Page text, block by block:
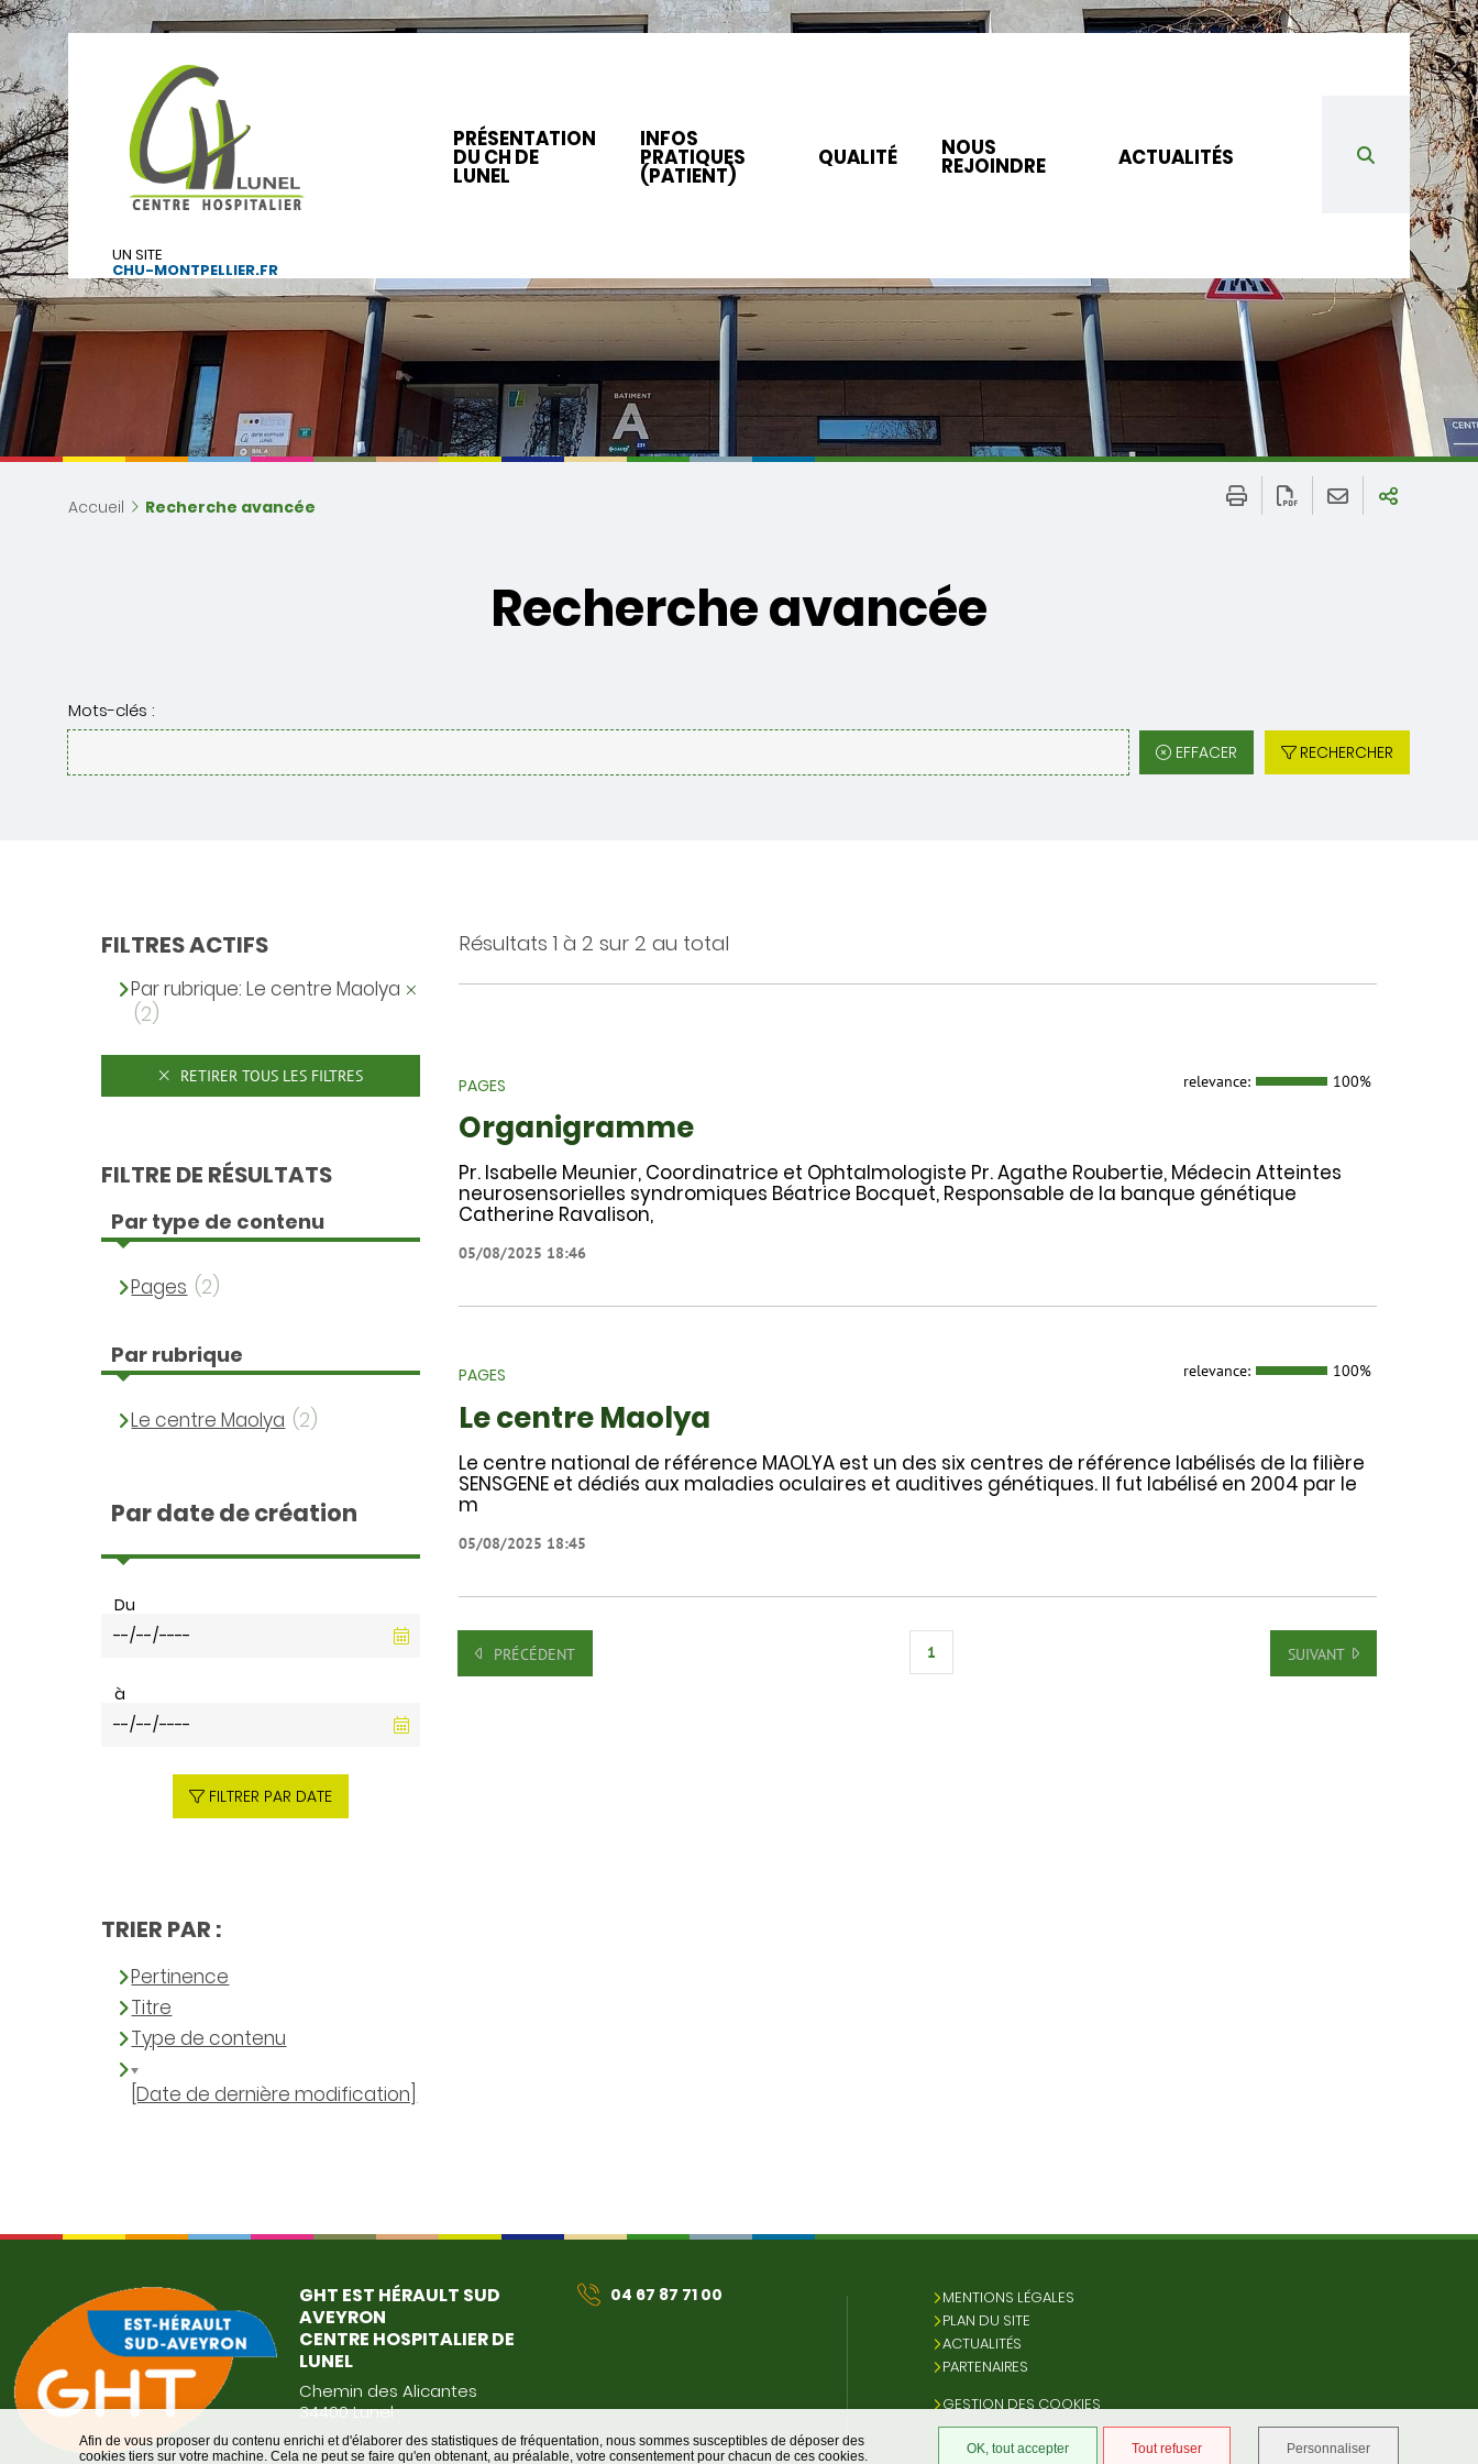
Afin de vous proposer du contenu enrichi et d'élaborer des statistiques de fréquentation, nous sommes susceptibles de déposer des
cookies tiers sur votre machine. Cela ne peut se faire qu'en obtenant, au préalable, votre consentement pour chacun de ces cookies.
OK, tout accepter Tout refuser Personnaliser
UN SITE
CHU-MONTPELLIER.FR
PRÉSENTATION
DU CH DE
LUNEL
INFOS
PRATIQUES
(PATIENT)
QUALITÉ NOUS
REJOINDRE ACTUALITÉS
Accueil Recherche avancée
Recherche avancée
Mots-clés :
EFFACER RECHERCHER
Résultats 1 à 2 sur 2 au total
PAGES relevance: 100%
Organigramme
Pr. Isabelle Meunier, Coordinatrice et Ophtalmologiste Pr. Agathe Roubertie, Médecin Atteintes
neurosensorielles syndromiques Béatrice Bocquet, Responsable de la banque génétique
Catherine Ravalison,
05/08/2025 18:46
PAGES relevance: 100%
Le centre Maolya
Le centre national de référence MAOLYA est un des six centres de référence labélisés de la filière
SENSGENE et dédiés aux maladies oculaires et auditives génétiques. Il fut labélisé en 2004 par le
m
05/08/2025 18:45
PRÉCÉDENT 1 SUIVANT
FILTRES ACTIFS
Par rubrique: Le centre Maolya
(2)
RETIRER TOUS LES FILTRES
FILTRE DE RÉSULTATS
Par type de contenu
Pages (2)
Par rubrique
Le centre Maolya (2)
Par date de création
Du
à
FILTRER PAR DATE
TRIER PAR :
Pertinence
Titre
Type de contenu
[Date de dernière modification]
GHT EST HÉRAULT SUD
AVEYRON
CENTRE HOSPITALIER DE
LUNEL
Chemin des Alicantes
34400 Lunel
04 67 87 71 00
MENTIONS LÉGALES
PLAN DU SITE
ACTUALITÉS
PARTENAIRES
GESTION DES COOKIES